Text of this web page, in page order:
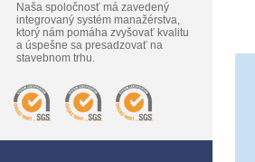
Naša spoločnosť má zavedený
integrovaný systém manažérstva,
ktorý nám pomáha zvyšovať kvalitu
a úspešne sa presadzovať na
stavebnom trhu.